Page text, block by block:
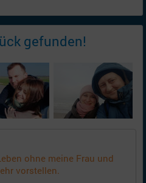
gefunden!
ohne meine Frau und
vorstellen.